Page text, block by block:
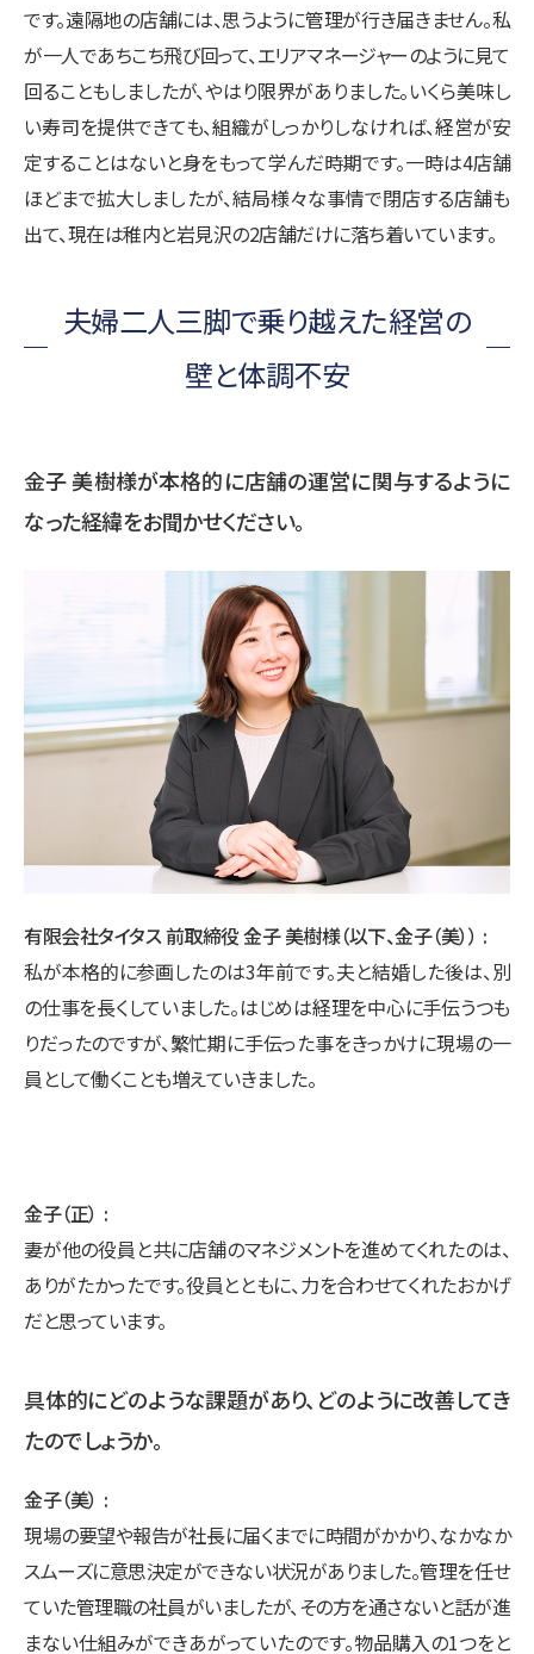
です。遠隔地の店舗には、思うように管理が行き届きません。私
が一人であちこち飛び回って、エリアマネージャーのように見て
回ることもしましたが、やはり限界がありました。いくら美味し
い寿司を提供できても、組織がしっかりしなければ、経営が安
定することはないと身をもって学んだ時期です。一時は4店舗
ほどまで拡大しましたが、結局様々な事情で閉店する店舗も
出て、現在は稚内と岩見沢の2店舗だけに落ち着いています。
夫婦二人三脚で乗り越えた経営の
壁と体調不安
金子 美樹様が本格的に店舗の運営に関与するように
なった経緯をお聞かせください。
有限会社タイタス 前取締役 金子 美樹様（以下、金子（美））
私が本格的に参画したのは3年前です。夫と結婚した後は、別
の仕事を長くしていました。はじめは経理を中心に手伝うつも
りだったのですが、繁忙期に手伝った事をきっかけに現場の一
員として働くことも増えていきました。
金子（正）
妻が他の役員と共に店舗のマネジメントを進めてくれたのは、
ありがたかったです。役員とともに、力を合わせてくれたおかげ
だと思っています。
具体的にどのような課題があり、どのように改善してき
たのでしょうか。
金子（美）
現場の要望や報告が社長に届くまでに時間がかかり、なかなか
スムーズに意思決定ができない状況がありました。管理を任せ
ていた管理職の社員がいましたが、その方を通さないと話が進
まない仕組みができあがっていたのです。物品購入の1つをと